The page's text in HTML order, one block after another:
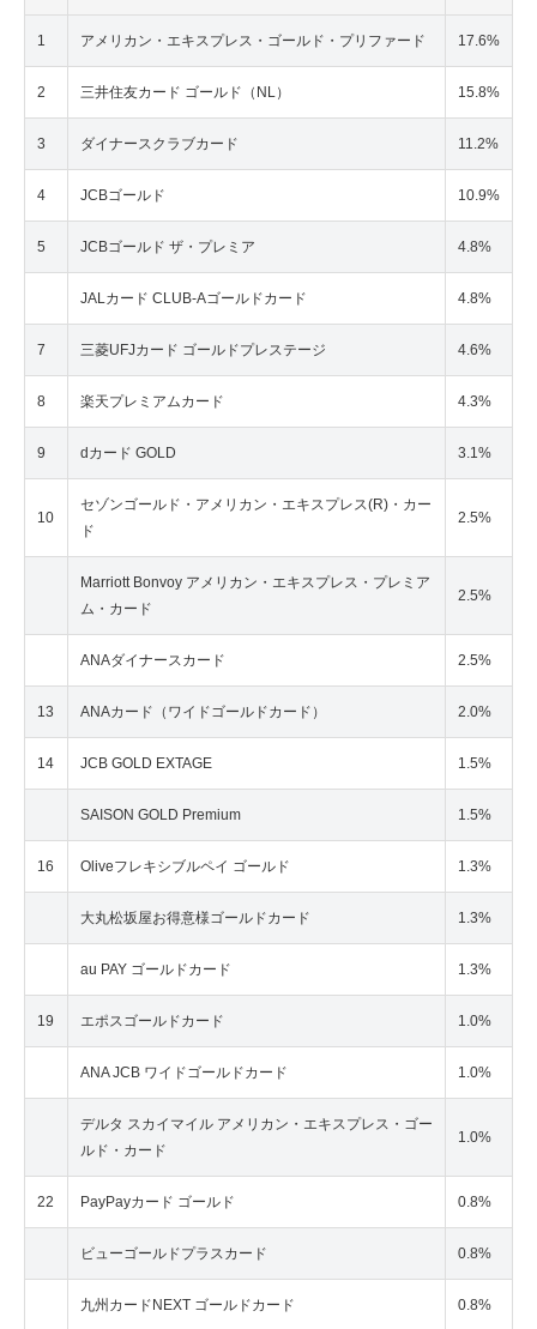
1 アメリカン・エキスプレス・ゴールド・プリファード 17.6%
2 三井住友カード ゴールド（NL） 15.8%
3 ダイナースクラブカード 11.2%
4 JCBゴールド 10.9%
5 JCBゴールド ザ・プレミア 4.8%
JALカード CLUB-Aゴールドカード 4.8%
7 三菱UFJカード ゴールドプレステージ 4.6%
8 楽天プレミアムカード 4.3%
9 dカード GOLD 3.1%
10
セゾンゴールド・アメリカン・エキスプレス(R)・カー
ド
2.5%
Marriott Bonvoy アメリカン・エキスプレス・プレミア
ム・カード
2.5%
ANAダイナースカード 2.5%
13 ANAカード（ワイドゴールドカード） 2.0%
14 JCB GOLD EXTAGE 1.5%
SAISON GOLD Premium 1.5%
16 Oliveフレキシブルペイ ゴールド 1.3%
大丸松坂屋お得意様ゴールドカード 1.3%
au PAY ゴールドカード 1.3%
19 エポスゴールドカード 1.0%
ANA JCB ワイドゴールドカード 1.0%
デルタ スカイマイル アメリカン・エキスプレス・ゴー
ルド・カード
1.0%
22 PayPayカード ゴールド 0.8%
ビューゴールドプラスカード 0.8%
九州カードNEXT ゴールドカード 0.8%